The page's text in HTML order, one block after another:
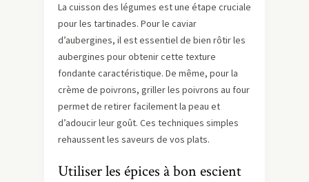
La cuisson des légumes est une étape cruciale
pour les tartinades. Pour le caviar
d’aubergines, il est essentiel de bien rôtir les
aubergines pour obtenir cette texture
fondante caractéristique. De même, pour la
crème de poivrons, griller les poivrons au four
permet de retirer facilement la peau et
d’adoucir leur goût. Ces techniques simples
rehaussent les saveurs de vos plats.
Utiliser les épices à bon escient